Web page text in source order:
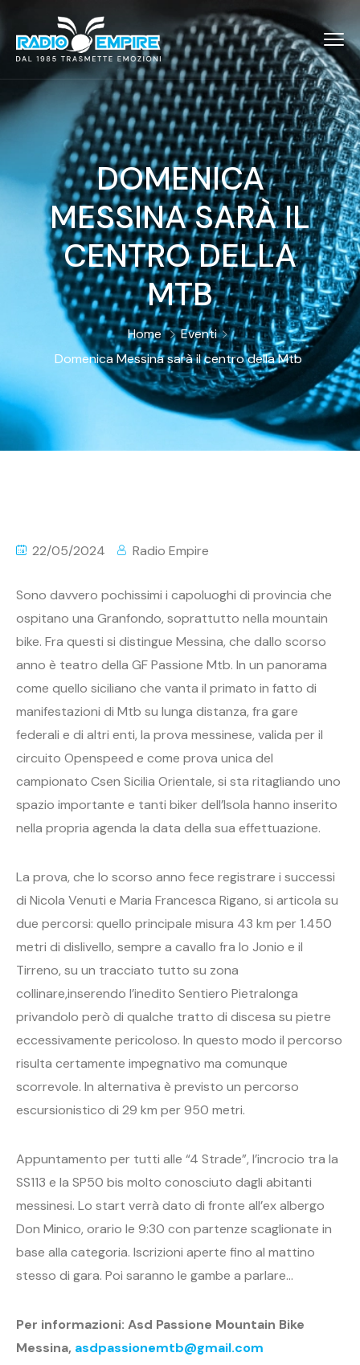
DOMENICA
MESSINA SARÀ IL
CENTRO DELLA
MTB
Home
Eventi
Domenica Messina sarà il centro della Mtb
22/05/2024 Radio Empire
Sono davvero pochissimi i capoluoghi di provincia che
ospitano una Granfondo, soprattutto nella mountain
bike. Fra questi si distingue Messina, che dallo scorso
anno è teatro della GF Passione Mtb. In un panorama
come quello siciliano che vanta il primato in fatto di
manifestazioni di Mtb su lunga distanza, fra gare
federali e di altri enti, la prova messinese, valida per il
circuito Openspeed e come prova unica del
campionato Csen Sicilia Orientale, si sta ritagliando uno
spazio importante e tanti biker dell’Isola hanno inserito
nella propria agenda la data della sua effettuazione.
La prova, che lo scorso anno fece registrare i successi
di Nicola Venuti e Maria Francesca Rigano, si articola su
due percorsi: quello principale misura 43 km per 1.450
metri di dislivello, sempre a cavallo fra lo Jonio e il
Tirreno, su un tracciato tutto su zona
collinare,inserendo l’inedito Sentiero Pietralonga
privandolo però di qualche tratto di discesa su pietre
eccessivamente pericoloso. In questo modo il percorso
risulta certamente impegnativo ma comunque
scorrevole. In alternativa è previsto un percorso
escursionistico di 29 km per 950 metri.
Appuntamento per tutti alle “4 Strade”, l’incrocio tra la
SS113 e la SP50 bis molto conosciuto dagli abitanti
messinesi. Lo start verrà dato di fronte all’ex albergo
Don Minico, orario le 9:30 con partenze scaglionate in
base alla categoria. Iscrizioni aperte fino al mattino
stesso di gara. Poi saranno le gambe a parlare…
Per informazioni: Asd Passione Mountain Bike
Messina, asdpassionemtb@gmail.com